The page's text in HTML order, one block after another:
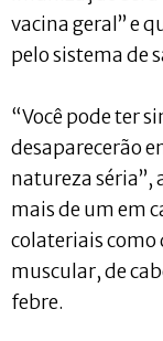
vacina geral” e
pelo sistema de
“Você pode ter
desaparecerão
natureza séria”,
mais de um em
colateriais como
muscular, de
febre.